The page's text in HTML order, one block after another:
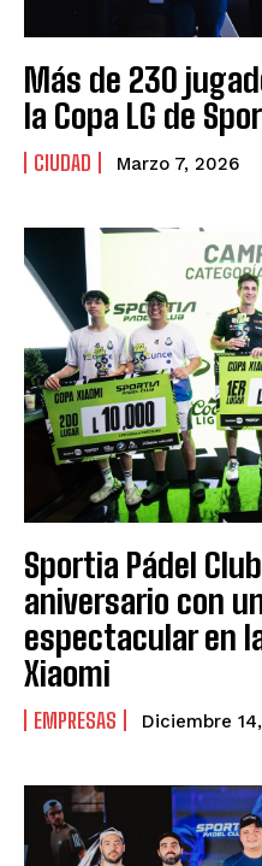
Más de 230
la Copa LG de
CIUDAD Marzo 7, 2026
Sportia Pádel
aniversario con
espectacular en
Xiaomi
EMPRESAS Diciembre